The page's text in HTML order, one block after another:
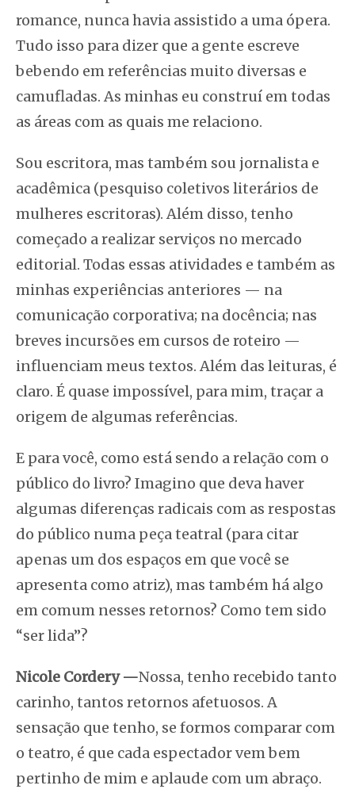
romance, nunca havia assistido a uma ópera.
Tudo isso para dizer que a gente escreve
bebendo em referências muito diversas e
camufladas. As minhas eu construí em todas
as áreas com as quais me relaciono.
Sou escritora, mas também sou jornalista e
acadêmica (pesquiso coletivos literários de
mulheres escritoras). Além disso, tenho
começado a realizar serviços no mercado
editorial. Todas essas atividades e também as
minhas experiências anteriores — na
comunicação corporativa; na docência; nas
breves incursões em cursos de roteiro —
influenciam meus textos. Além das leituras, é
claro. É quase impossível, para mim, traçar a
origem de algumas referências.
E para você, como está sendo a relação com o
público do livro? Imagino que deva haver
algumas diferenças radicais com as respostas
do público numa peça teatral (para citar
apenas um dos espaços em que você se
apresenta como atriz), mas também há algo
em comum nesses retornos? Como tem sido
“ser lida”?
Nicole Cordery—Nossa, tenho recebido tanto
carinho, tantos retornos afetuosos. A
sensação que tenho, se formos comparar com
o teatro, é que cada espectador vem bem
pertinho de mim e aplaude com um abraço.